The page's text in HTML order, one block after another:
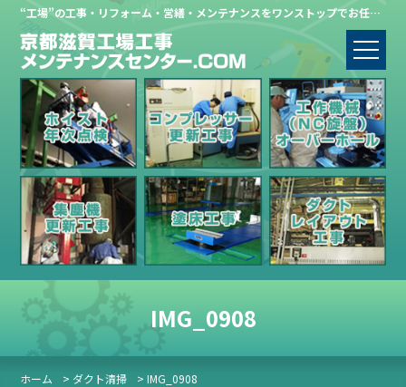
“工場”の工事・リフォーム・営繕・メンテナンスをワンストップでお任せください。
IMG_0908
ホーム > ダクト清掃 > IMG_0908